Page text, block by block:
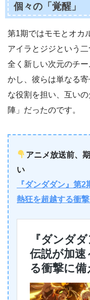
個々の「覚醒」
第1期ではモモとオカ
アイラとジジという
全く新しい次元のチ
かし、彼らは単なる
な役割を担い、互い
陣」だったのです。
アニメ放送前、
い
『ダンダダン』第
熱狂を超越する衝